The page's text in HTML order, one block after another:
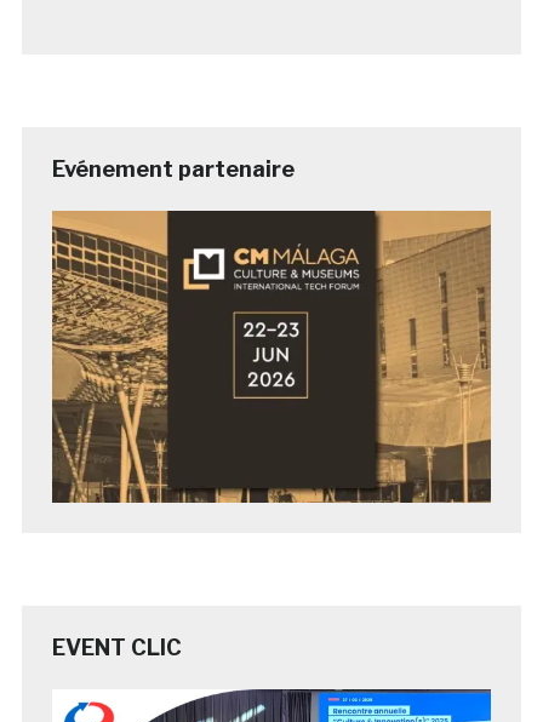
Evénement partenaire
EVENT CLIC